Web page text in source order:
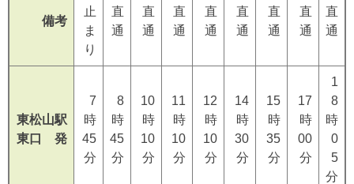
備考
止
ま
り
直
通
直
通
直
通
直
通
直
通
直
通
直
通
直
通
東松山駅
東口 発
7
時
45
分
8
時
45
分
10
時
10
分
11
時
10
分
12
時
10
分
14
時
30
分
15
時
35
分
17
時
00
分
1
8
時
0
5
分